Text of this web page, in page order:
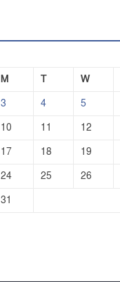
M T W
3 4 5
10 11 12
17 18 19
24 25 26
31